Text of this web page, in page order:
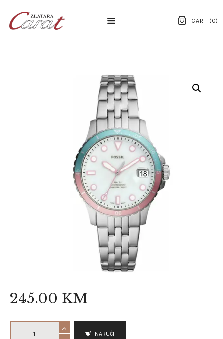
CART (0)
NASLOVNA
KONTAKT
SATOVI
SREBRNI NAKIT
ZLATNI NAKIT
245.00 KM
NARUČI